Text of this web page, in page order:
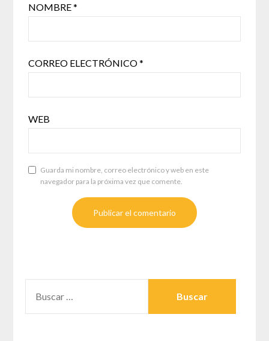
NOMBRE*
CORREO ELECTRÓNICO*
WEB
Guarda mi nombre, correo electrónico y web en este
navegador para la próxima vez que comente.